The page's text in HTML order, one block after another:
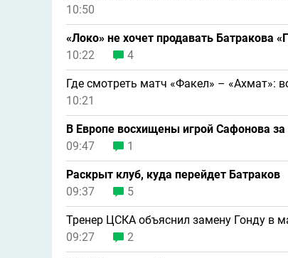
10:50
«Локо» не хочет продавать Батракова
10:22
4
Где смотреть матч «Факел» – «Ахмат»:
10:21
В Европе восхищены игрой Сафонова
09:47
1
Раскрыт клуб, куда перейдет Батраков
09:37
5
Тренер ЦСКА объяснил замену Гонду в
09:27
2